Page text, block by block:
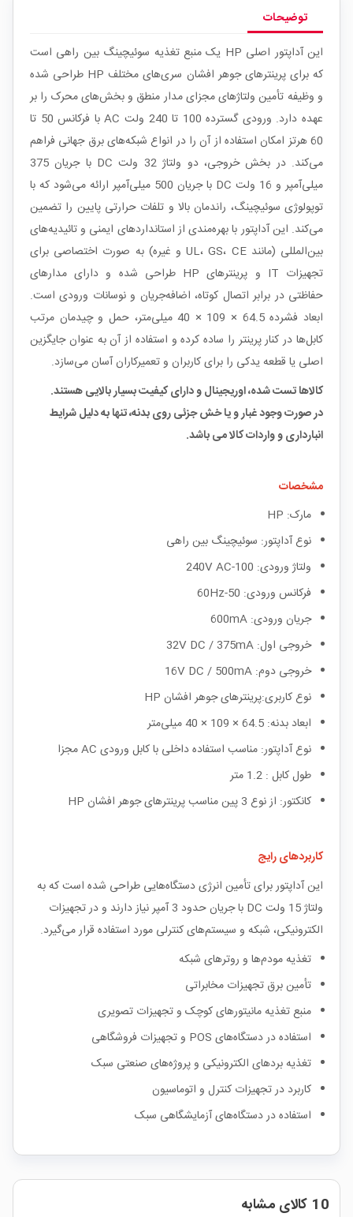
توضیحات
این آداپتور اصلی HP یک منبع تغذیه سوئیچینگ بین راهی است
که برای پرینترهای جوهر افشان سری‌های مختلف HP طراحی شده
و وظیفه تأمین ولتاژهای مجزای مدار منطق و بخش‌های محرک را بر
عهده دارد. ورودی گسترده 100 تا 240 ولت AC با فرکانس 50 تا
60 هرتز امکان استفاده از آن را در انواع شبکه‌های برق جهانی فراهم
می‌کند. در بخش خروجی، دو ولتاژ 32 ولت DC با جریان 375
میلی‌آمپر و 16 ولت DC با جریان 500 میلی‌آمپر ارائه می‌شود که با
توپولوژی سوئیچینگ، راندمان بالا و تلفات حرارتی پایین را تضمین
می‌کند. این آداپتور با بهره‌مندی از استانداردهای ایمنی و تائیدیه‌های
بین‌المللی (مانند UL، GS، CE و غیره) به صورت اختصاصی برای
تجهیزات IT و پرینترهای HP طراحی شده و دارای مدارهای
حفاظتی در برابر اتصال کوتاه، اضافه‌جریان و نوسانات ورودی است.
ابعاد فشرده 64.5 × 109 × 40 میلی‌متر، حمل و چیدمان مرتب
کابل‌ها در کنار پرینتر را ساده کرده و استفاده از آن به عنوان جایگزین
اصلی یا قطعه یدکی را برای کاربران و تعمیرکاران آسان می‌سازد.
کالاها تست شده، اوریجینال و دارای کیفیت بسیار بالایی هستند.
در صورت وجود غبار و یا خش جزئی روی بدنه، تنها به دلیل شرایط
انبارداری و واردات کالا می باشد.
مشخصات
مارک: HP
نوع آداپتور: سوئیچینگ بین راهی
ولتاژ ورودی: 100-240V AC
فرکانس ورودی: 50-60Hz
جریان ورودی: 600mA
خروجی اول: 32V DC / 375mA
خروجی دوم: 16V DC / 500mA
نوع کاربری:پرینترهای جوهر افشان HP
ابعاد بدنه: 64.5 × 109 × 40 میلی‌متر
نوع آداپتور: مناسب استفاده داخلی با کابل ورودی AC مجزا
طول کابل : 1.2 متر
کانکتور: از نوع 3 پین مناسب پرینترهای جوهر افشان HP
کاربردهای رایج
این آداپتور برای تأمین انرژی دستگاه‌هایی طراحی شده است که به
ولتاژ 15 ولت DC با جریان حدود 3 آمپر نیاز دارند و در تجهیزات
الکترونیکی، شبکه و سیستم‌های کنترلی مورد استفاده قرار می‌گیرد.
تغذیه مودم‌ها و روترهای شبکه
تأمین برق تجهیزات مخابراتی
منبع تغذیه مانیتورهای کوچک و تجهیزات تصویری
استفاده در دستگاه‌های POS و تجهیزات فروشگاهی
تغذیه بردهای الکترونیکی و پروژه‌های صنعتی سبک
کاربرد در تجهیزات کنترل و اتوماسیون
استفاده در دستگاه‌های آزمایشگاهی سبک
10 کالای مشابه